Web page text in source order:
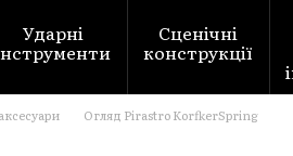
Ударні Сценічні
конструкції
Огляд Pirastro KorfkerSpring